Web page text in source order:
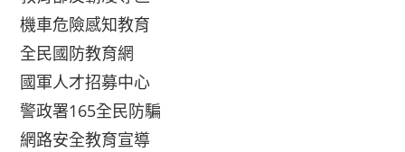
機車危險感知教育
全民國防教育網
國軍人才招募中心
警政署165全民防騙
網路安全教育宣導